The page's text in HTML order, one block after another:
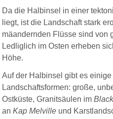
Da die Halbinsel in einer
liegt, ist die Landschaft stark
mäandernden Flüsse sind von
Ledliglich im Osten erheben
Höhe.
Auf der Halbinsel gibt es
Landschaftsformen: große,
Ostküste, Granitsäulen im
anKap Melville und